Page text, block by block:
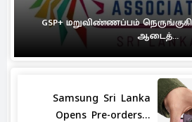
GSP+ மறுவிண்ணப்பம்
ஆடைத்...
Samsung Sri Lanka
Opens Pre-orders...